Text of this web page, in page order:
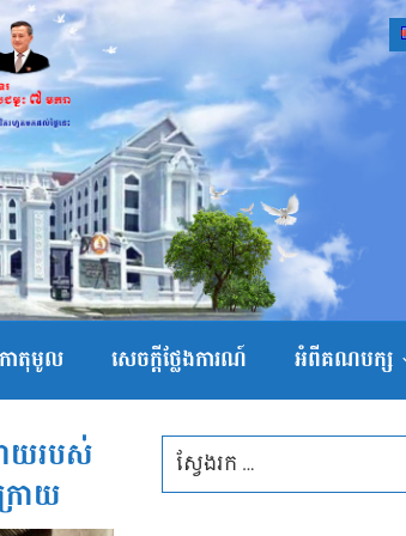
កាតុមូល សេចក្ដីថ្លែងការណ៍ អំពីគណបក្ស
ោយរបស់
រោយ